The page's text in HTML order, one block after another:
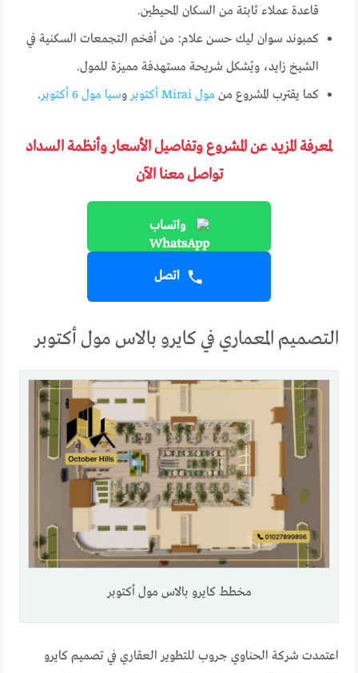
قاعدة عملاء ثابتة من السكان المحيطين.
كمبوند سوان ليك حسن علام: من أفخم التجمعات السكنية في
الشيخ زايد، ويُشكل شريحة مستهدفة مميزة للمول.
كما يقترب المشروع من مول Mirai أكتوبر وسيا مول 6 أكتوبر .
لمعرفة المزيد عن المشروع وتفاصيل الأسعار وأنظمة السداد
تواصل معنا الآن
واتساب
اتصل
التصميم المعماري في كايرو بالاس مول أكتوبر
مخطط كايرو بالاس مول أكتوبر
اعتمدت شركة الحناوي جروب للتطوير العقاري في تصميم كايرو